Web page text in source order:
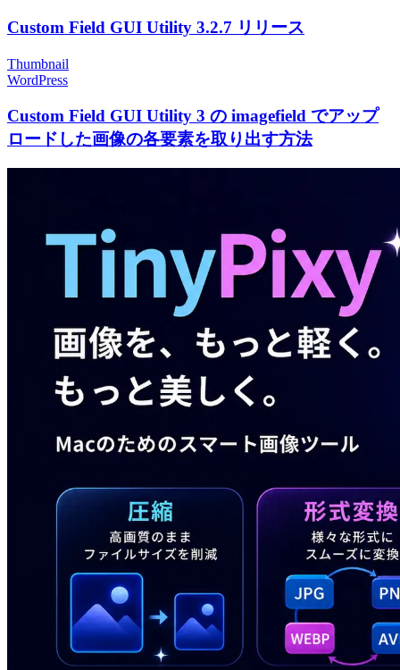
Custom Field GUI Utility 3.2.7 リリース
Thumbnail
WordPress
Custom Field GUI Utility 3 の imagefield でアップ
ロードした画像の各要素を取り出す方法